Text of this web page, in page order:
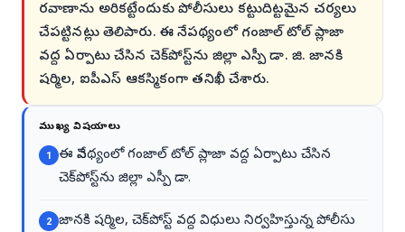
రవాణాను అరికట్టేందుకు పోలీసులు కట్టుదిట్టమైన చర్యలు
చేపట్టినట్లు తెలిపారు. ఈ నేపథ్యంలో గంజాల్ టోల్ ప్లాజా
వద్ద ఏర్పాటు చేసిన చెక్‌పోస్ట్‌ను జిల్లా ఎస్పీ డా. జి. జానకి
షర్మిల, ఐపీఎస్ ఆకస్మికంగా తనిఖీ చేశారు.
ముఖ్య విషయాలు
1
ఈ నేపథ్యంలో గంజాల్ టోల్ ప్లాజా వద్ద ఏర్పాటు చేసిన
చెక్‌పోస్ట్‌ను జిల్లా ఎస్పీ డా.
2
జానకి షర్మిల, చెక్‌పోస్ట్ వద్ద విధులు నిర్వహిస్తున్న పోలీసు